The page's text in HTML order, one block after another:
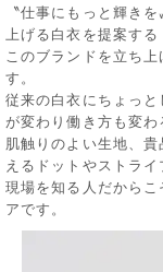
〝仕事にもっと輝き
上げる白衣を提案する
このブランドを立ち
す。
従来の白衣にちょっ
が変わり働き方も変わ
肌触りのよい生地、
えるドットやストライ
現場を知る人だから
アです。